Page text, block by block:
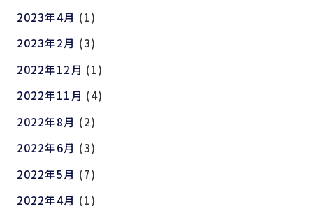
2023年4月 (1)
2023年2月 (3)
2022年12月 (1)
2022年11月 (4)
2022年8月 (2)
2022年6月 (3)
2022年5月 (7)
2022年4月 (1)